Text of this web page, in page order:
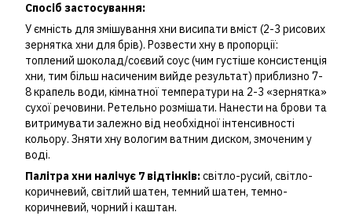
Спосіб застосування:
У ємність для змішування хни висипати вміст (2-3 рисових
зернятка хни для брів). Розвести хну в пропорції:
топлений шоколад/соєвий соус (чим густіше консистенція
хни, тим більш насиченим вийде результат) приблизно 7-
8 крапель води, кімнатної температури на 2-3 «зернятка»
сухої речовини. Ретельно розмішати. Нанести на брови та
витримувати залежно від необхідної інтенсивності
кольору. Зняти хну вологим ватним диском, змоченим у
воді.
Палітра хни налічує 7 відтінків:світло-русий, світло-
коричневий, світлий шатен, темний шатен, темно-
коричневий, чорний і каштан.